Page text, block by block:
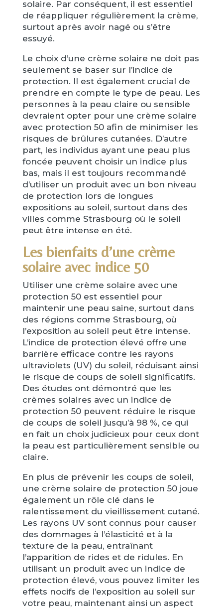
solaire. Par conséquent, il est essentiel
de réappliquer régulièrement la crème,
surtout après avoir nagé ou s’être
essuyé.
Le choix d’une crème solaire ne doit pas
seulement se baser sur l’indice de
protection. Il est également crucial de
prendre en compte le type de peau. Les
personnes à la peau claire ou sensible
devraient opter pour une crème solaire
avec protection 50 afin de minimiser les
risques de brûlures cutanées. D’autre
part, les individus ayant une peau plus
foncée peuvent choisir un indice plus
bas, mais il est toujours recommandé
d’utiliser un produit avec un bon niveau
de protection lors de longues
expositions au soleil, surtout dans des
villes comme Strasbourg où le soleil
peut être intense en été.
Les bienfaits d’une crème
solaire avec indice 50
Utiliser une crème solaire avec une
protection 50 est essentiel pour
maintenir une peau saine, surtout dans
des régions comme Strasbourg, où
l’exposition au soleil peut être intense.
L’indice de protection élevé offre une
barrière efficace contre les rayons
ultraviolets (UV) du soleil, réduisant ainsi
le risque de coups de soleil significatifs.
Des études ont démontré que les
crèmes solaires avec un indice de
protection 50 peuvent réduire le risque
de coups de soleil jusqu’à 98 %, ce qui
en fait un choix judicieux pour ceux dont
la peau est particulièrement sensible ou
claire.
En plus de prévenir les coups de soleil,
une crème solaire de protection 50 joue
également un rôle clé dans le
ralentissement du vieillissement cutané.
Les rayons UV sont connus pour causer
des dommages à l’élasticité et à la
texture de la peau, entraînant
l’apparition de rides et de ridules. En
utilisant un produit avec un indice de
protection élevé, vous pouvez limiter les
effets nocifs de l’exposition au soleil sur
votre peau, maintenant ainsi un aspect